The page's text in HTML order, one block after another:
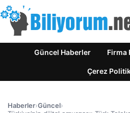
Güncel Haberler Firma
Çerez
Haberler›Güncel›